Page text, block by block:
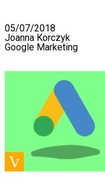
05/07/2018
Joanna Korczyk
Google Marketing